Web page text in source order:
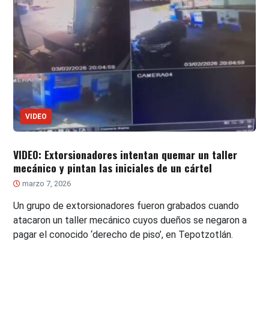
VIDEO
VIDEO: Extorsionadores intentan quemar un taller
mecánico y pintan las iniciales de un cártel
marzo 7, 2026
Un grupo de extorsionadores fueron grabados cuando
atacaron un taller mecánico cuyos dueños se negaron a
pagar el conocido ‘derecho de piso’, en Tepotzotlán.